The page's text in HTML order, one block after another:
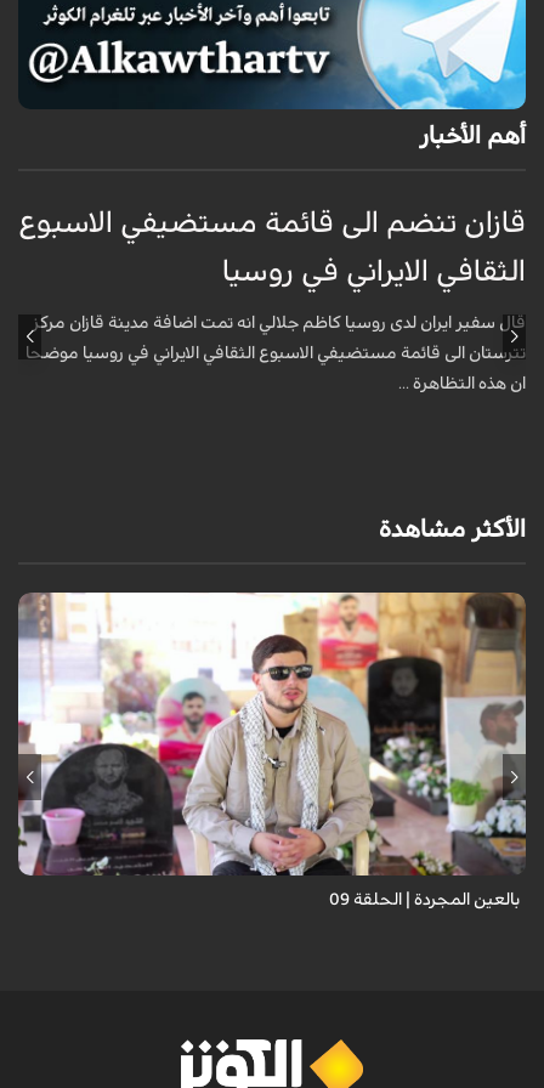
أهم الأخبار
قازان تنضم الى قائمة مستضيفي الاسبوع
الثقافي الايراني في روسيا
قال سفير ايران لدى روسيا كاظم جلالي انه تمت اضافة مدينة قازان مركز
تترستان الى قائمة مستضيفي الاسبوع الثقافي الايراني في روسيا موضحا
ان هذه التظاهرة ...
الأكثر مشاهدة
برنامج "بالعين المجردة" هو توثيق إنسانيٌّ شجاعٌ للحياة تحت وطأة الحرب،
حيث نستمع فيه إلى شهاداتٍ حيّةٍ لأشخاص عايشوا التفجيرات والدمار، فنرى
بعيونهم ت...
بالعين المجردة | الحلقة 09